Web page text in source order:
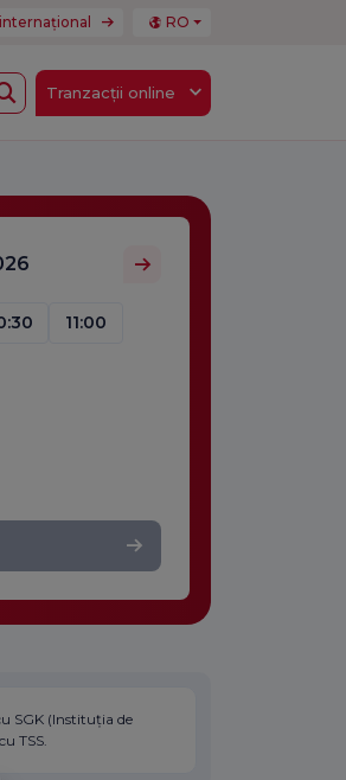
RO
Tranzacții online
11:00
SGK (Instituția de
TSS.